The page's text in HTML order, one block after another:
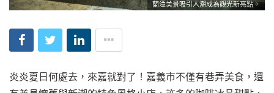
蘭潭美景吸引人潮成為觀光新亮點。
炎炎夏日何處去，來嘉就對了！嘉義市不僅有巷弄美食，還